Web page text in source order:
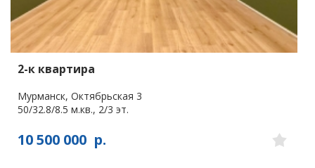
2-к квартира
Мурманск, Октябрьская 3
50/32.8/8.5 м.кв., 2/3 эт.
10 500 000 р.